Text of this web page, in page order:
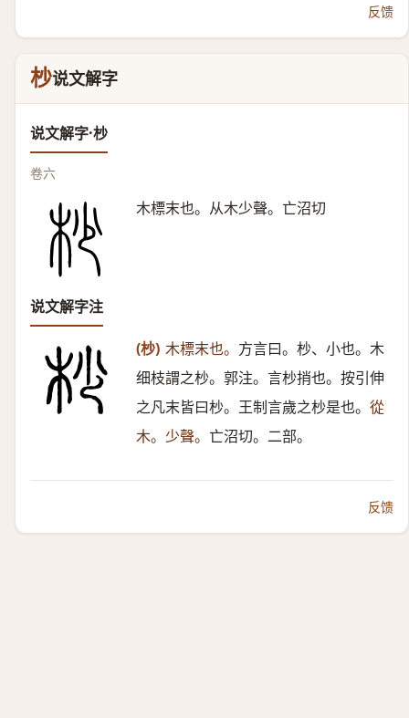
反馈
杪说文解字
说文解字·杪
卷六
木標末也。从木少聲。亡沼切
说文解字注
(杪) 木標末也。 方言曰。杪、小也。木
细枝謂之杪。郭注。言杪捎也。按引伸
之凡末皆曰杪。王制言歲之杪是也。 從
木。少聲。 亡沼切。二部。
反馈